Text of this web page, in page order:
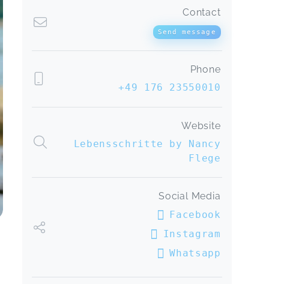
interessanter Vortrag. Vielen Dank!
📚 Vorträge: Dein Kind verstehen. Dich selbst
Das WA-Seminar, das mich durch das
empfehlen. Die Vielzahl an Optionen
ermöglicht es, individuelle Impulse zu
erhalten, die in einem angenehmen
Tempo ankommen. Dies hat mir
geholfen, meine eigenen Bedürfnisse
Einsicht, dass bereits vieles in
Ressourcen in mir selbst vorhanden
sind, auf die ich aufbauen kann. Die
vielen Übungen, die mich berührten
und vieles lösten, aber nicht
Contact
Send message
Phone
+49 176 23550010
Website
Lebensschritte by Nancy
Flege
Social Media
Facebook
Instagram
Whatsapp